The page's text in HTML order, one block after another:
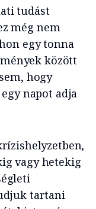
tudást
még nem
egy tonna
között
hogy
napot adja
vagy hetekig
tartani